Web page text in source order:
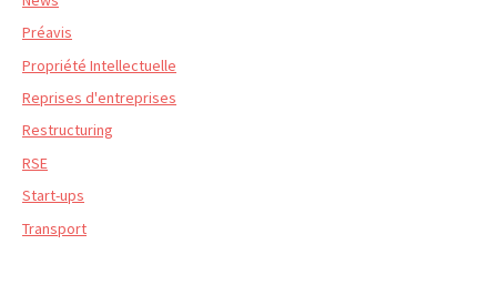
Préavis
Propriété Intellectuelle
Reprises d'entreprises
Restructuring
RSE
Start-ups
Transport